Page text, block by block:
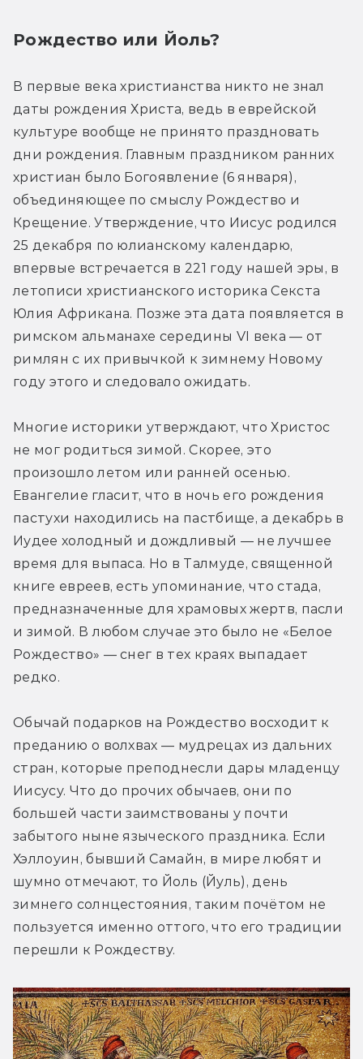
Рождество или Йоль?
В первые века христианства никто не знал
даты рождения Христа, ведь в еврейской
культуре вообще не принято праздновать
дни рождения. Главным праздником ранних
христиан было Богоявление (6 января),
объединяющее по смыслу Рождество и
Крещение. Утверждение, что Иисус родился
25 декабря по юлианскому календарю,
впервые встречается в 221 году нашей эры, в
летописи христианского историка Секста
Юлия Африкана. Позже эта дата появляется в
римском альманахе середины VI века — от
римлян с их привычкой к зимнему Новому
году этого и следовало ожидать.
Многие историки утверждают, что Христос
не мог родиться зимой. Скорее, это
произошло летом или ранней осенью.
Евангелие гласит, что в ночь его рождения
пастухи находились на пастбище, а декабрь в
Иудее холодный и дождливый — не лучшее
время для выпаса. Но в Талмуде, священной
книге евреев, есть упоминание, что стада,
предназначенные для храмовых жертв, пасли
и зимой. В любом случае это было не «Белое
Рождество» — снег в тех краях выпадает
редко.
Обычай подарков на Рождество восходит к
преданию о волхвах — мудрецах из дальних
стран, которые преподнесли дары младенцу
Иисусу. Что до прочих обычаев, они по
большей части заимствованы у почти
забытого ныне языческого праздника. Если
Хэллоуин, бывший Самайн, в мире любят и
шумно отмечают, то Йоль (Йуль), день
зимнего солнцестояния, таким почётом не
пользуется именно оттого, что его традиции
перешли к Рождеству.